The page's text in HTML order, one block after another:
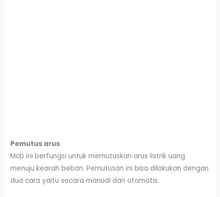
Pemutus arus
Mcb ini berfungsi untuk memutuskan arus listrik uang
menuju kearah beban. Pemutusan ini bisa dilakukan dengan
dua cara yaitu secara manual dan otomatis.